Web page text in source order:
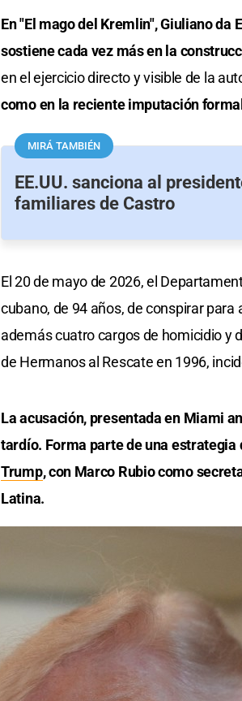
En "El mago del Kremlin", Giuliano
sostiene cada vez más en la
en el ejercicio directo y visible de la
como en la reciente imputación
MIRÁ TAMBIÉN
EE.UU. sanciona al
familiares de Castro
El 20 de mayo de 2026, el
cubano, de 94 años, de conspirar
además cuatro cargos de homicidio y
de Hermanos al Rescate en 1996,
La acusación, presentada en Miami
tardío. Forma parte de una
Trump, con Marco Rubio como
Latina.